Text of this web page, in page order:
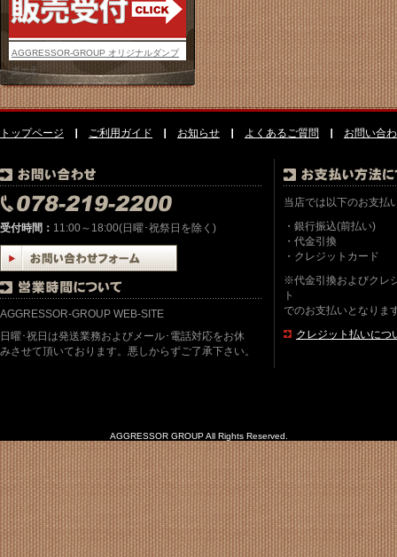
AGGRESSOR-GROUP オリジナルダンプ
ポーチ
トップページ ご利用ガイド お知らせ よくあるご質問 お問い合
受付時間： 11:00～18:00(日曜･祝祭日を除く)
AGGRESSOR-GROUP WEB-SITE
日曜･祝日は発送業務およびメール･電話対応をお休
みさせて頂いております。悪しからずご了承下さい。
当店では以下のお支払
・銀行振込(前払い)
・代金引換
・クレジットカード
※代金引換およびクレ
ト
でのお支払いとなりま
クレジット払いにつ
AGGRESSOR GROUP All Rights Reserved.